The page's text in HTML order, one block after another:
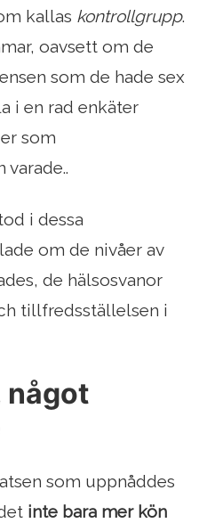
kallas kontrollgrupp.
oavsett om de
som de hade sex
i en rad enkäter
som
varade..
i dessa
om de nivåer av
de hälsosvanor
tillfredsställelsen i
något
som uppnåddes
inte bara mer kön